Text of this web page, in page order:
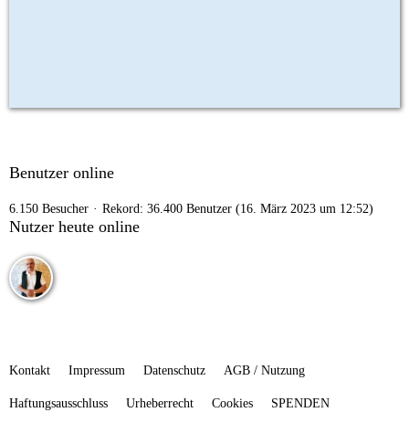
Benutzer online
6.150 Besucher Rekord: 36.400 Benutzer (16. März 2023 um 12:52)
Nutzer heute online
Kontakt Impressum Datenschutz AGB / Nutzung
Haftungsausschluss Urheberrecht Cookies SPENDEN